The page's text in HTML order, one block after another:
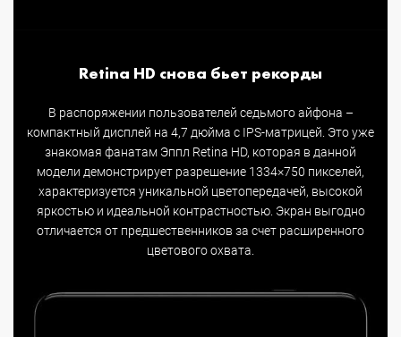
Retina HD снова бьет рекорды
В распоряжении пользователей седьмого айфона –
компактный дисплей на 4,7 дюйма с IPS-матрицей. Это уже
знакомая фанатам Эппл Retina HD, которая в данной
модели демонстрирует разрешение 1334×750 пикселей,
характеризуется уникальной цветопередачей, высокой
яркостью и идеальной контрастностью. Экран выгодно
отличается от предшественников за счет расширенного
цветового охвата.